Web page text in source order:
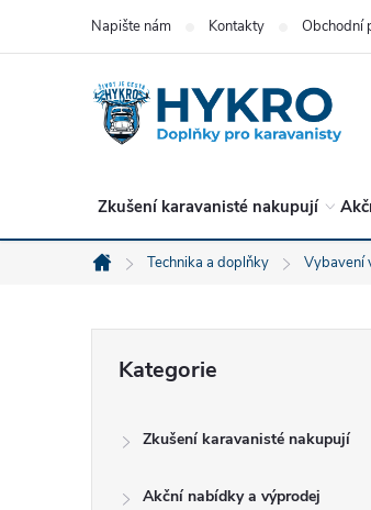
Napište nám Kontakty Obchodní
Zkušení karavanisté nakupují
Domů
Technika a doplňky Vybavení
kategorie
Kategorie
Zkušení karavanisté nakupují
Akční nabídky a výprodej